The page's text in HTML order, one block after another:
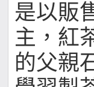
是以販
主，紅
的父親